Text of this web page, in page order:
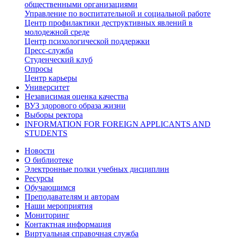
общественными организациями
Управление по воспитательной и социальной работе
Центр профилактики деструктивных явлений в
молодежной среде
Центр психологической поддержки
Пресс-служба
Студенческий клуб
Опросы
Центр карьеры
Университет
Независимая оценка качества
ВУЗ здорового образа жизни
Выборы ректора
INFORMATION FOR FOREIGN APPLICANTS AND
STUDENTS
Новости
О библиотеке
Электронные полки учебных дисциплин
Ресурсы
Обучающимся
Преподавателям и авторам
Наши мероприятия
Мониторинг
Контактная информация
Виртуальная справочная служба